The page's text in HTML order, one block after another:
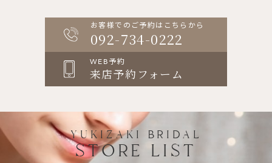
お客様でのご予約はこちらから
092-734-0222
WEB予約
来店予約フォーム
YUKIZAKI BRIDAL
STORE LIST